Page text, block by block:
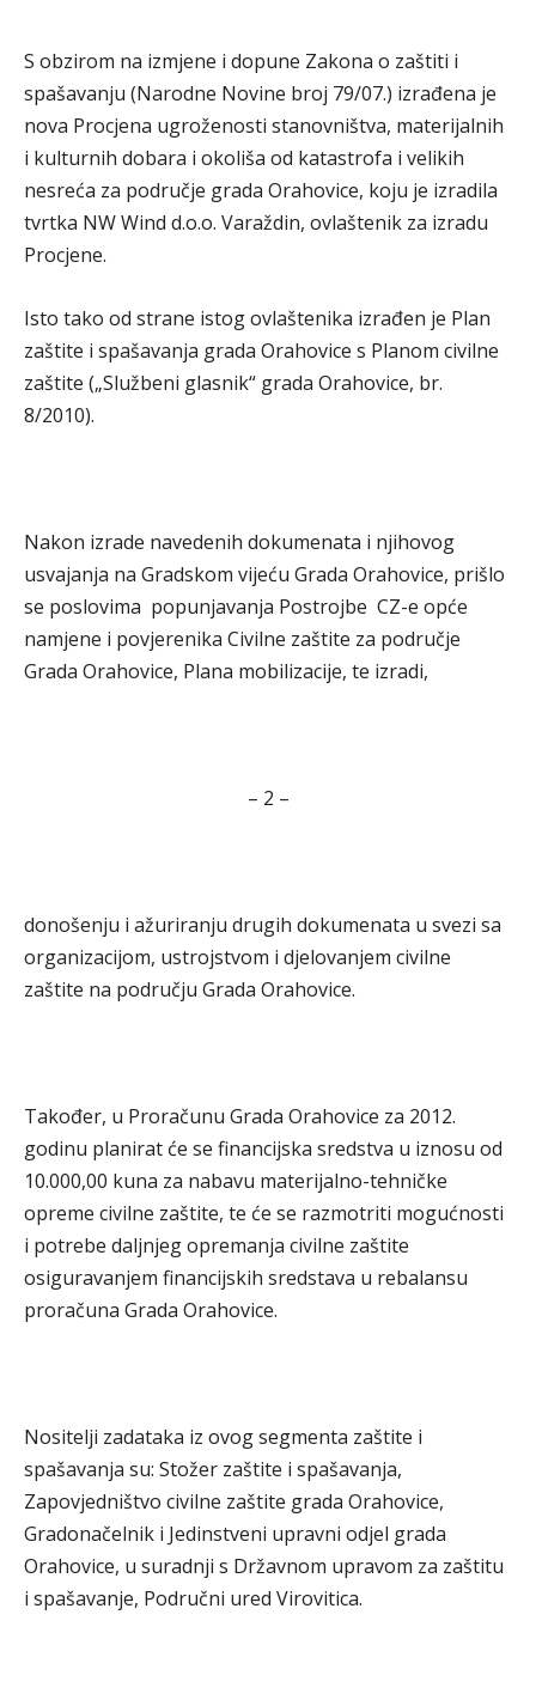
S obzirom na izmjene i dopune Zakona o zaštiti i
spašavanju (Narodne Novine broj 79/07.) izrađena je
nova Procjena ugroženosti stanovništva, materijalnih
i kulturnih dobara i okoliša od katastrofa i velikih
nesreća za područje grada Orahovice, koju je izradila
tvrtka NW Wind d.o.o. Varaždin, ovlaštenik za izradu
Procjene.
Isto tako od strane istog ovlaštenika izrađen je Plan
zaštite i spašavanja grada Orahovice s Planom civilne
zaštite („Službeni glasnik“ grada Orahovice, br.
8/2010).
Nakon izrade navedenih dokumenata i njihovog
usvajanja na Gradskom vijeću Grada Orahovice, prišlo
se poslovima popunjavanja Postrojbe CZ-e opće
namjene i povjerenika Civilne zaštite za područje
Grada Orahovice, Plana mobilizacije, te izradi,
– 2 –
donošenju i ažuriranju drugih dokumenata u svezi sa
organizacijom, ustrojstvom i djelovanjem civilne
zaštite na području Grada Orahovice.
Također, u Proračunu Grada Orahovice za 2012.
godinu planirat će se financijska sredstva u iznosu od
10.000,00 kuna za nabavu materijalno-tehničke
opreme civilne zaštite, te će se razmotriti mogućnosti
i potrebe daljnjeg opremanja civilne zaštite
osiguravanjem financijskih sredstava u rebalansu
proračuna Grada Orahovice.
Nositelji zadataka iz ovog segmenta zaštite i
spašavanja su: Stožer zaštite i spašavanja,
Zapovjedništvo civilne zaštite grada Orahovice,
Gradonačelnik i Jedinstveni upravni odjel grada
Orahovice, u suradnji s Državnom upravom za zaštitu
i spašavanje, Područni ured Virovitica.